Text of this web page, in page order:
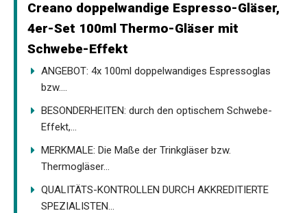
Creano doppelwandige Espresso-Gläser,
4er-Set 100ml Thermo-Gläser mit
Schwebe-Effekt
ANGEBOT: 4x 100ml doppelwandiges Espressoglas
bzw....
BESONDERHEITEN: durch den optischem Schwebe-
Effekt,...
MERKMALE: Die Maße der Trinkgläser bzw.
Thermogläser...
QUALITÄTS-KONTROLLEN DURCH AKKREDITIERTE
SPEZIALISTEN...